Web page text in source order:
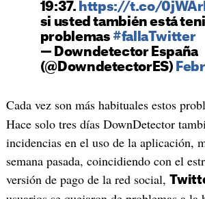
19:37. https://t.co/
si usted también está
problemas #fallaTwitter
— Downdetector España
(@DowndetectorES)
Cada vez son más habituales estos
Hace solo tres días DownDetector
incidencias en el uso de la aplicación,
semana pasada, coincidiendo con el
versión de pago de la red social,